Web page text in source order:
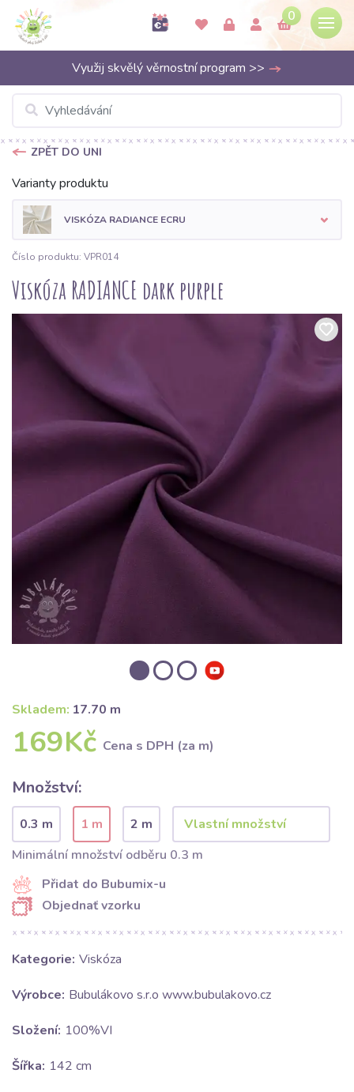
0
Využij skvělý věrnostní program >>
ZPĚT DO UNI
Varianty produktu
VISKÓZA RADIANCE ECRU
Číslo produktu: VPR014
Viskóza RADIANCE dark purple
Skladem: 17.70 m
169Kč Cena s DPH (za m)
Množství:
0.3 m 1 m
2 m
Minimální množství odběru 0.3 m
Přidat do Bubumix-u
Objednať vzorku
Kategorie: Viskóza
Výrobce: Bubulákovo s.r.o www.bubulakovo.cz
Složení: 100%VI
Šířka: 142 cm